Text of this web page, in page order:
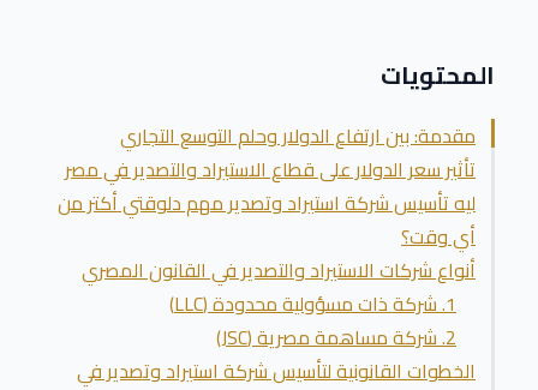
المحتويات
مقدمة: بين ارتفاع الدولار وحلم التوسع التجاري
تأثير سعر الدولار على قطاع الاستيراد والتصدير في مصر
ليه تأسيس شركة استيراد وتصدير مهم دلوقتي أكتر من
أي وقت؟
أنواع شركات الاستيراد والتصدير في القانون المصري
1. شركة ذات مسؤولية محدودة (LLC)
2. شركة مساهمة مصرية (JSC)
الخطوات القانونية لتأسيس شركة استيراد وتصدير في